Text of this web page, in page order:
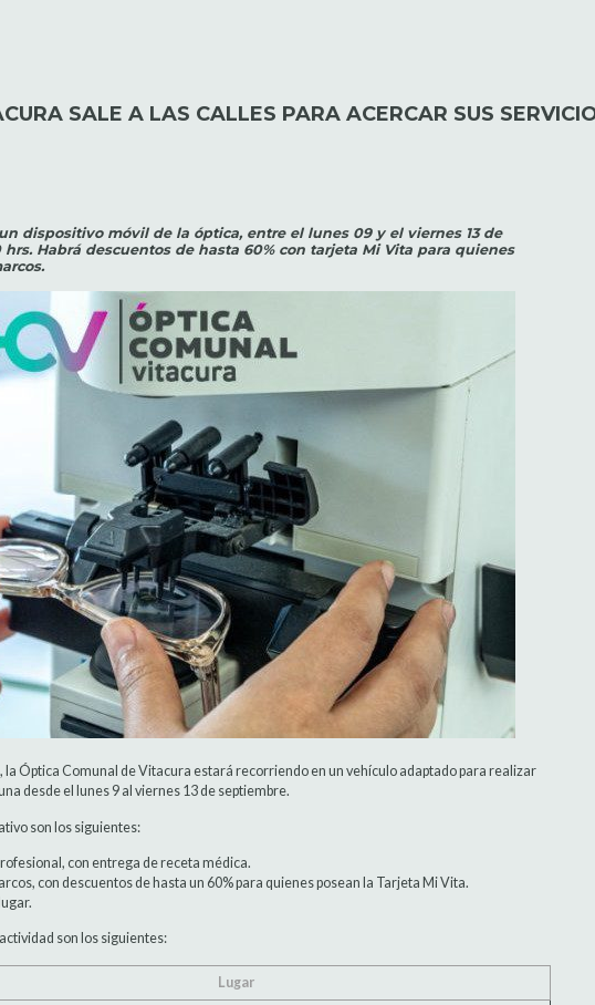
SALE A LAS CALLES PARA ACERCAR SUS
dispositivo móvil de la óptica, entre el lunes 09 y el viernes 13 de
Habrá descuentos de hasta 60% con tarjeta Mi Vita para quienes
la Óptica Comunal de Vitacura estará recorriendo en un vehículo adaptado para realizar
desde el lunes 9 al viernes 13 de septiembre.
son los siguientes:
con entrega de receta médica.
con descuentos de hasta un 60% para quienes posean la Tarjeta Mi Vita.
son los siguientes:
Lugar